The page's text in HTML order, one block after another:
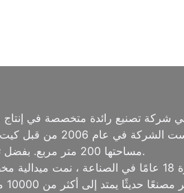
هي شركة تصنيع رائدة متخصصة في
مواد مختلفة.
مساحتها 200 متر مربع. بفضل تفانيها في الحرفية والاهتمام بالتفاصيل ، اكتسبتبسرعة الاعتراف وإشادة واسعة النطاق.
اليوم ، مع خبرة 18 عامًا في الصناعة